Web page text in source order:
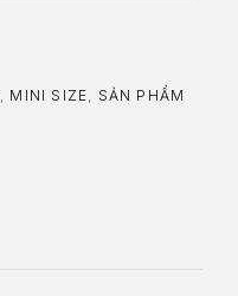
MINI SIZE SẢN PHẨM